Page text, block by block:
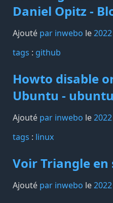
Daniel Opitz -
Ajouté par inwebo le2022
tags️ : github
Howto disable
Ubuntu -
Ajouté par inwebo le2022
tags️ : linux
Voir Triangle
Ajouté par inwebo le2022